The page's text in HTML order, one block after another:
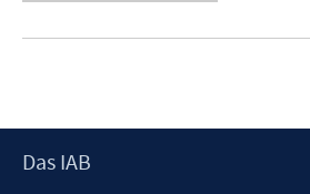
Footer
Das IAB